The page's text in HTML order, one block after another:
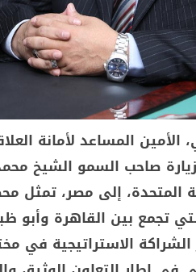
المساعد لأمانة
صاحب السمو الشيخ
المتحدة، إلى مصر،
التي تجمع بين القاهرة
الاستراتيجية في